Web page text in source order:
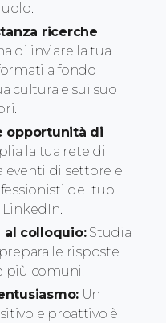
ricerche
di inviare la tua
a fondo
cultura e sui suoi
opportunità di
la tua rete di
eventi di settore e
del tuo
al colloquio:Studia
le risposte
più comuni.
Un
e proattivo è